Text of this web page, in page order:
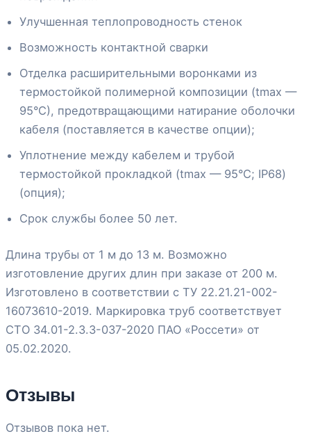
Улучшенная теплопроводность стенок
Возможность контактной сварки
Отделка расширительными воронками из
термостойкой полимерной композиции (tmax —
95°С), предотвращающими натирание оболочки
кабеля (поставляется в качестве опции);
Уплотнение между кабелем и трубой
термостойкой прокладкой (tmax — 95°С; IP68)
(опция);
Срок службы более 50 лет.
Длина трубы от 1 м до 13 м. Возможно
изготовление других длин при заказе от 200 м.
Изготовлено в соответствии с ТУ 22.21.21-002-
16073610-2019. Маркировка труб соответствует
СТО 34.01-2.3.3-037-2020 ПАО «Россети» от
05.02.2020.
Отзывы
Отзывов пока нет.